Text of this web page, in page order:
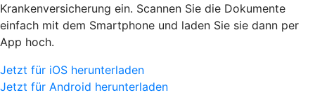
Krankenversicherung ein. Scannen Sie die Dokumente
einfach mit dem Smartphone und laden Sie sie dann per
App hoch.
Jetzt für iOS herunterladen
Jetzt für Android herunterladen